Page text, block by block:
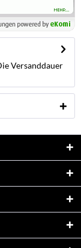
Versanddauer